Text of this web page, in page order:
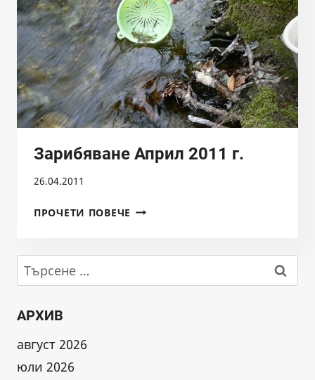
Зарибяване Април 2011 г.
26.04.2011
ПРОЧЕТИ ПОВЕЧЕ ЗАРИБЯВАНЕ
Г.
Търсене
за:
АРХИВ
август 2026
юли 2026